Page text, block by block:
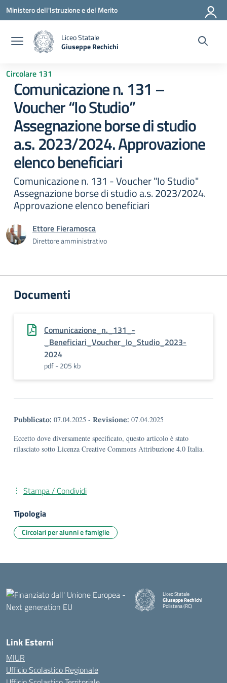
Vai ai contenuti
Vai al menu di navigazione
Vai al footer
Ministero dell'Istruzione e del Merito
Liceo Statale
Giuseppe Rechichi
Circolare 131
Comunicazione n. 131 –
Voucher “Io Studio”
Assegnazione borse di studio
a.s. 2023/2024. Approvazione
elenco beneficiari
Comunicazione n. 131 - Voucher "Io Studio"
Assegnazione borse di studio a.s. 2023/2024.
Approvazione elenco beneficiari
Ettore Fieramosca
Direttore amministrativo
Documenti
Comunicazione_n._131_-
_Beneficiari_Voucher_Io_Studio_2023-
2024
pdf - 205 kb
Pubblicato: 07.04.2025 - Revisione: 07.04.2025
Eccetto dove diversamente specificato, questo articolo è stato
rilasciato sotto Licenza Creative Commons Attribuzione 4.0 Italia.
Stampa / Condividi
Tipologia
Circolari per alunni e famiglie
Liceo Statale
Giuseppe Rechichi
Polistena (RC)
Link Esterni
MIUR
Ufficio Scolastico Regionale